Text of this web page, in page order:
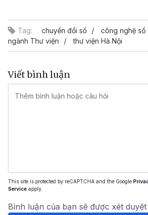
Tag: chuyển đổi số công nghệ số
ngành Thư viện
thư viện Hà Nội
Viết bình luận
This site is protected by reCAPTCHA and the Google
Service apply.
Bình luận của bạn sẽ được xét